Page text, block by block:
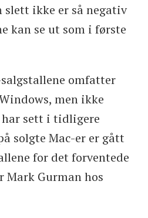
slett ikke er så negativ
kan se ut som i første
omfatter
men ikke
har sett i tidligere
solgte Mac-er er gått
for det forventede
Mark Gurman hos